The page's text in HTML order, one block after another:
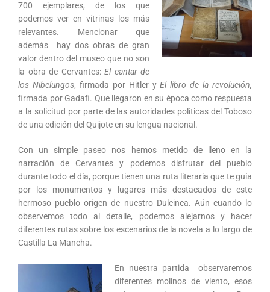
700 ejemplares, de los que
podemos ver en vitrinas los más
relevantes. Mencionar que
además hay dos obras de gran
valor dentro del museo que no son
la obra de Cervantes: El cantar de
los Nibelungos, firmada por Hitler yEl libro de la revolución,
firmada por Gadafi. Que llegaron en su época como respuesta
a la solicitud por parte de las autoridades políticas del Toboso
de una edición del Quijote en su lengua nacional.
Con un simple paseo nos hemos metido de lleno en la
narración de Cervantes y podemos disfrutar del pueblo
durante todo el día, porque tienen una ruta literaria que te guía
por los monumentos y lugares más destacados de este
hermoso pueblo origen de nuestro Dulcinea. Aún cuando lo
observemos todo al detalle, podemos alejarnos y hacer
diferentes rutas sobre los escenarios de la novela a lo largo de
Castilla La Mancha.
En nuestra partida observaremos
diferentes molinos de viento, esos